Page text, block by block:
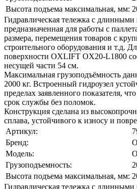
Высота подъема максимальная, мм:
Гидравлическая тележка с длинными
предназначенная для работы с
размера, перемещения товаров с
строительного оборудования и т.д.
поверхности OXLIFT OX20-L1800
несущей части 54 см.
Максимальная грузоподъёмность
2000 кг. Встроенный гидроузел
пределах заявленного показателя,
срок службы без поломок.
Конструкция сделана из
сплава, устойчивого к износу и
Артикул:
Бренд:
Модель:
Грузоподъемность:
Высота подъема максимальная, мм:
Гидравлическая тележка с длинными